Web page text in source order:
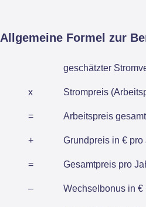
Allgemeine Formel zur
geschätzter
x Strompreis
= Arbeitspreis gesamt
+ Grundpreis in € pro
= Gesamtpreis pro
– Wechselbonus in €